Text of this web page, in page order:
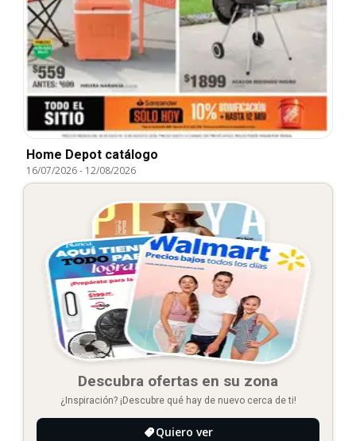
Home Depot catálogo
16/07/2026- 12/08/2026
Descubra ofertas en su zona
¿Inspiración? ¡Descubre qué hay de nuevo cerca de ti!
Quiero ver